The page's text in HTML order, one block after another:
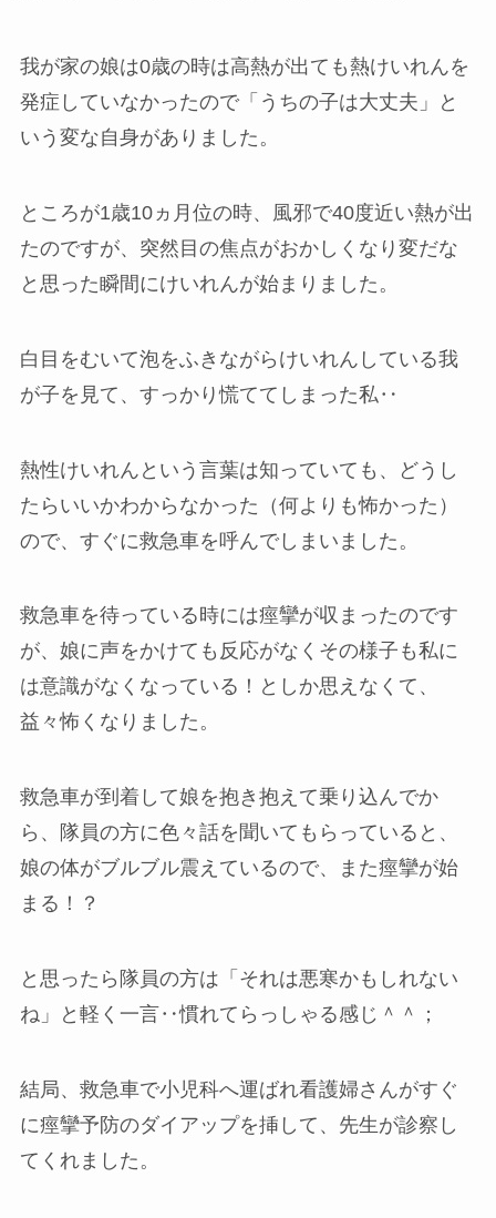
我が家の娘は0歳の時は高熱が出ても熱けいれんを
発症していなかったので「うちの子は大丈夫」と
いう変な自身がありました。
ところが1歳10ヵ月位の時、風邪で40度近い熱が出
たのですが、突然目の焦点がおかしくなり変だな
と思った瞬間にけいれんが始まりました。
白目をむいて泡をふきながらけいれんしている我
が子を見て、すっかり慌ててしまった私‥
熱性けいれんという言葉は知っていても、どうし
たらいいかわからなかった（何よりも怖かった）
ので、すぐに救急車を呼んでしまいました。
救急車を待っている時には痙攣が収まったのです
が、娘に声をかけても反応がなくその様子も私に
は意識がなくなっている！としか思えなくて、
益々怖くなりました。
救急車が到着して娘を抱き抱えて乗り込んでか
ら、隊員の方に色々話を聞いてもらっていると、
娘の体がブルブル震えているので、また痙攣が始
まる！？
と思ったら隊員の方は「それは悪寒かもしれない
ね」と軽く一言‥慣れてらっしゃる感じ＾＾；
結局、救急車で小児科へ運ばれ看護婦さんがすぐ
に痙攣予防のダイアップを挿して、先生が診察し
てくれました。